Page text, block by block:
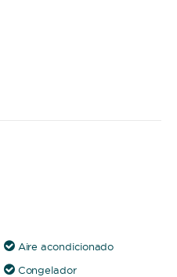
Aire acondicionado
Congelador